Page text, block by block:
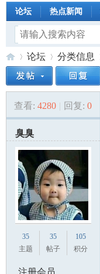
论坛 热点新闻
美»
论坛
›
分类信息
查看: 4280 | 回复: 0
臭臭
35
主题
35
帖子
105
积分
注册会员